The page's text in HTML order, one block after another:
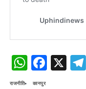
X
राजनीति ​कानपुर